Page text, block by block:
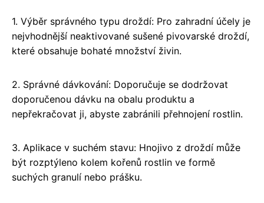
1. Výběr správného typu droždí: Pro zahradní účely je
nejvhodnější neaktivované sušené pivovarské droždí,
které obsahuje bohaté množství živin.
2. Správné dávkování: Doporučuje se dodržovat
doporučenou dávku na obalu produktu a
nepřekračovat ji, abyste zabránili přehnojení rostlin.
3. Aplikace v suchém stavu: Hnojivo z droždí může
být rozptýleno kolem kořenů rostlin ve formě
suchých granulí nebo prášku.